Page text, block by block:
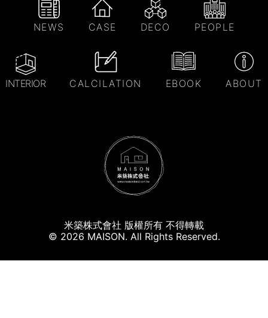
NEWS CASE DECO PEOPLE
INTERIOR CALCILATION EBOOK ABOUT
米築株式會社 版權所有 不得轉載
© 2026 MAISON. All Rights Reserved.